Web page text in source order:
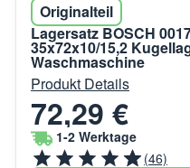
Originalteil
Lagersatz BOSCH
35x72x10/15,2
Waschmaschine
Produkt Details
72,29 €
1-2 Werktage
(46)